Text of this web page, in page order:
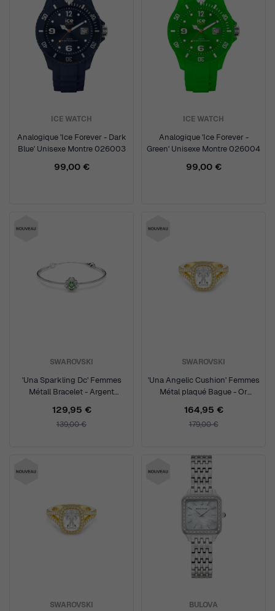
ICE WATCH
Analogique 'Ice Forever - Dark
Blue' Unisexe Montre 026003
99,00 €
ICE WATCH
Analogique 'Ice Forever -
Green' Unisexe Montre 026004
99,00 €
SWAROVSKI
'Una Sparkling Dc' Femmes
Métall Bracelet - Argent
129,95 €
139,00 €
SWAROVSKI
'Una Angelic Cushion' Femmes
Métal plaqué Bague - Or
164,95 €
179,00 €
SWAROVSKI BULOVA